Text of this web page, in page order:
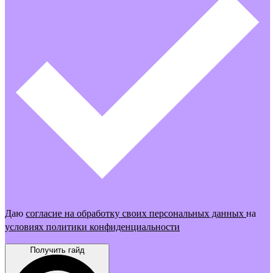
Даю согласие на обработку своих персональных данных на
условиях политики конфиденциальности
Получить гайд